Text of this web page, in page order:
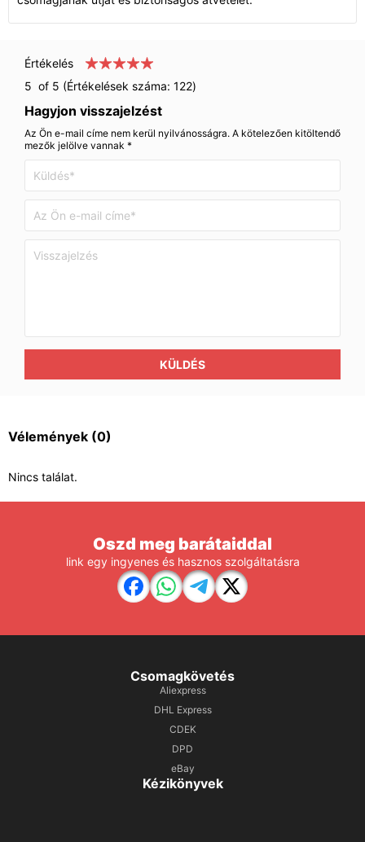
Értékelés
5 of 5 (Értékelések száma: 122)
Hagyjon visszajelzést
Az Ön e-mail címe nem kerül nyilvánosságra. A kötelezően kitöltendő
mezők jelölve vannak *
KÜLDÉS
Vélemények (0)
Nincs találat.
Oszd meg barátaiddal
link egy ingyenes és hasznos szolgáltatásra
Csomagkövetés
Aliexpress
DHL Express
CDEK
DPD
eBay
Kézikönyvek